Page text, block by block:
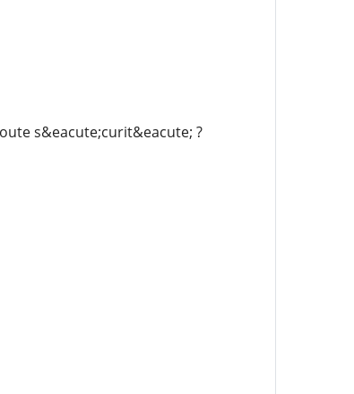
s&eacute;curit&eacute; ?